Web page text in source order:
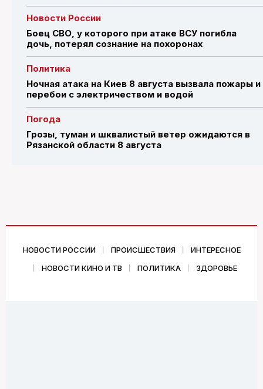
Новости России
Боец СВО, у которого при атаке ВСУ погибла
дочь, потерял сознание на похоронах
Политика
Ночная атака на Киев 8 августа вызвала пожары и
перебои с электричеством и водой
Погода
Грозы, туман и шквалистый ветер ожидаются в
Рязанской области 8 августа
НОВОСТИ РОССИИ ПРОИСШЕСТВИЯ
ИНТЕРЕСНОЕ
НОВОСТИ КИНО И ТВ
ПОЛИТИКА ЗДОРОВЬЕ